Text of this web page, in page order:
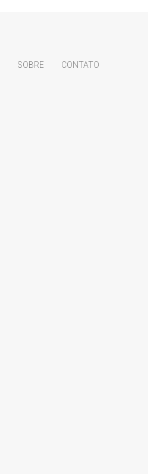
SOBRE CONTATO